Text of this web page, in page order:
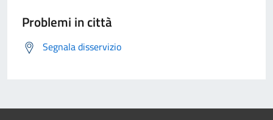
Problemi in città
Segnala disservizio